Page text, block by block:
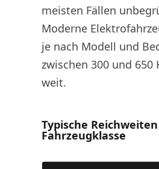
meisten Fällen
Moderne
je nach Modell und
zwischen 300 und 650
weit.
Typische
Fahrzeugklasse